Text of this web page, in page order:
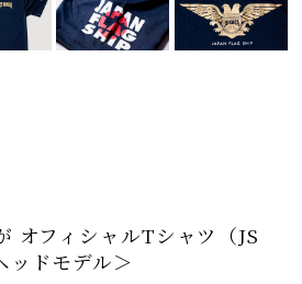
オフィシャルTシャツ（JS
ドモデル＞